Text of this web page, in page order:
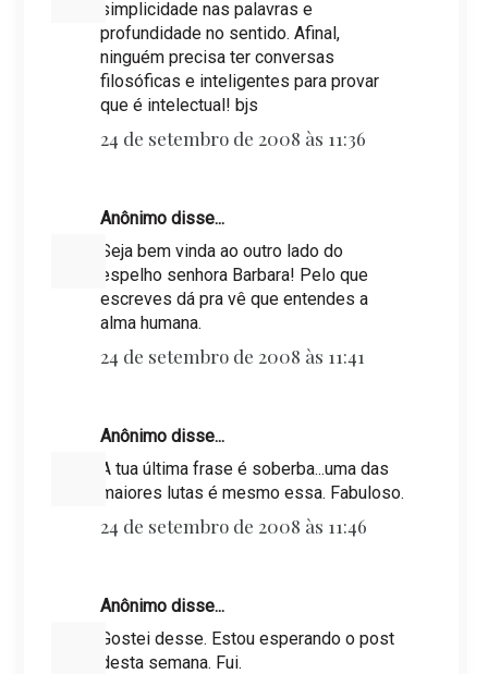
simplicidade nas palavras e
profundidade no sentido. Afinal,
ninguém precisa ter conversas
filosóficas e inteligentes para provar
que é intelectual! bjs
24 de setembro de 2008 às 11:36
Anônimo disse...
Seja bem vinda ao outro lado do
espelho senhora Barbara! Pelo que
escreves dá pra vê que entendes a
alma humana.
24 de setembro de 2008 às 11:41
Anônimo disse...
A tua última frase é soberba...uma das
maiores lutas é mesmo essa. Fabuloso.
24 de setembro de 2008 às 11:46
Anônimo disse...
Gostei desse. Estou esperando o post
desta semana. Fui.